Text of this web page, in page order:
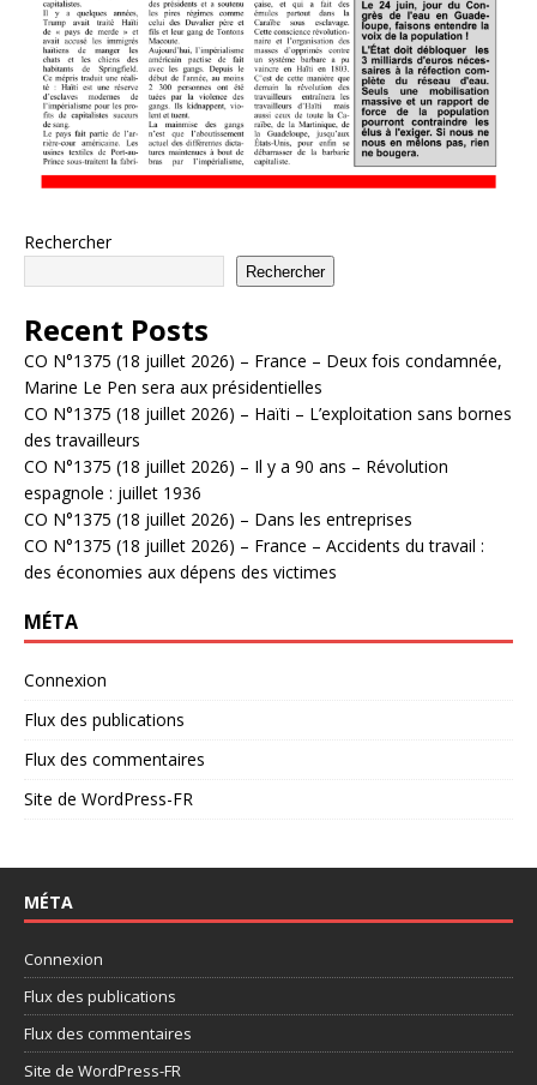
Rechercher
Rechercher
Recent Posts
CO N°1375 (18 juillet 2026) – France – Deux fois condamnée,
Marine Le Pen sera aux présidentielles
CO N°1375 (18 juillet 2026) – Haïti – L’exploitation sans bornes
des travailleurs
CO N°1375 (18 juillet 2026) – Il y a 90 ans – Révolution
espagnole : juillet 1936
CO N°1375 (18 juillet 2026) – Dans les entreprises
CO N°1375 (18 juillet 2026) – France – Accidents du travail :
des économies aux dépens des victimes
MÉTA
Connexion
Flux des publications
Flux des commentaires
Site de WordPress-FR
MÉTA
Connexion
Flux des publications
Flux des commentaires
Site de WordPress-FR